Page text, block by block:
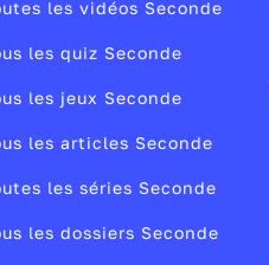
les vidéos Seconde
les quiz Seconde
les jeux Seconde
les articles Seconde
les séries Seconde
les dossiers Seconde